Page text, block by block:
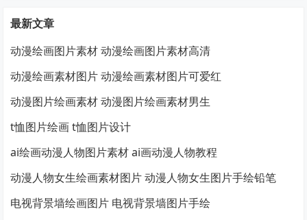
最新文章
动漫绘画图片素材 动漫绘画图片素材高清
动漫绘画素材图片 动漫绘画素材图片可爱红
动漫图片绘画素材 动漫图片绘画素材男生
t恤图片绘画 t恤图片设计
ai绘画动漫人物图片素材 ai画动漫人物教程
动漫人物女生绘画素材图片 动漫人物女生图片手绘铅笔
电视背景墙绘画图片 电视背景墙图片手绘